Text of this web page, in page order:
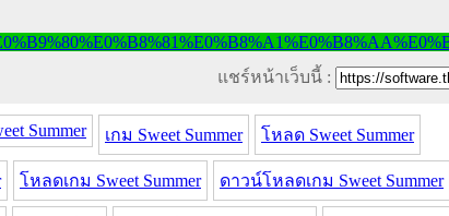
แชร์หน้าเว็บนี้ :
Summer เกม Sweet Summer โหลด Sweet Summer
โหลดเกม Sweet Summer ดาวน์โหลดเกม Sweet Summer